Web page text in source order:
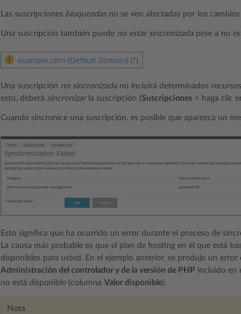
Las suscripciones bloqueadasno se ven afectadas por los
Una suscripción también puede no estar sincronizada pese a no
Una suscripción no sincronizada no incluirá determinados
esto, deberá sincronizarla suscripción (Suscripciones > haga clic
Cuando sincronice una suscripción, es posible que aparezca un
Esto significa que ha ocurrido un error durante el proceso de
La causa más probable es que el plan de hosting en el que está
disponibles para usted. En el ejemplo anterior, se produjo un
Administración del controlador y de la versión de PHP incluido en
no está disponible (columna Valor disponible).
Nota